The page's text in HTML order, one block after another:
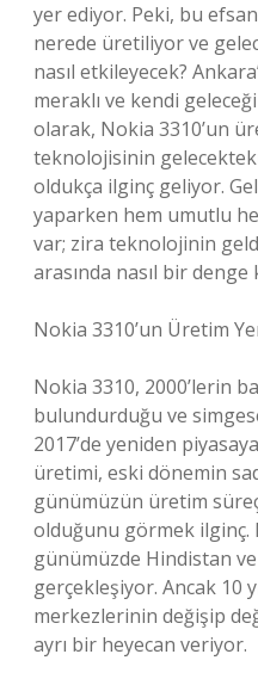
yer ediyor. Peki, bu
nerede üretiliyor ve
nasıl etkileyecek?
meraklı ve kendi
olarak, Nokia 3310’un
teknolojisinin
oldukça ilginç geliyor.
yaparken hem umutlu
var; zira teknolojinin
arasında nasıl bir denge
Nokia 3310’un Üretim
Nokia 3310, 2000’lerin
bulundurduğu ve
2017’de yeniden
üretimi, eski dönemin
günümüzün üretim
olduğunu görmek ilginç.
günümüzde Hindistan
gerçekleşiyor. Ancak 10
merkezlerinin değişip
ayrı bir heyecan veriyor.